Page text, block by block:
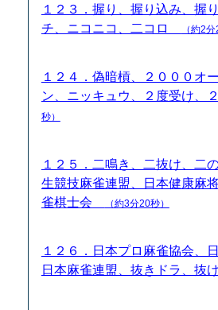
１２３．握り、握り込み、握
チ、ニコニコ、二コロ
（約2分
１２４．偽暗槓、２０００オ
ン、ニッキュウ、２度受け、
秒）
１２５．二鳴き、二抜け、二
生競技麻雀連盟、日本健康麻
雀棋士会
（約3分20秒）
１２６．日本プロ麻雀協会、
日本麻雀連盟、抜きドラ、抜